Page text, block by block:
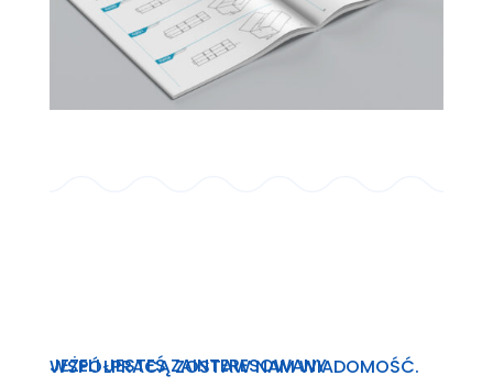
JEŻELI JESTEŚ ZAINTERESOWANY WSPÓŁPRACĄ ZOSTAW NAM WIADOMOŚĆ.